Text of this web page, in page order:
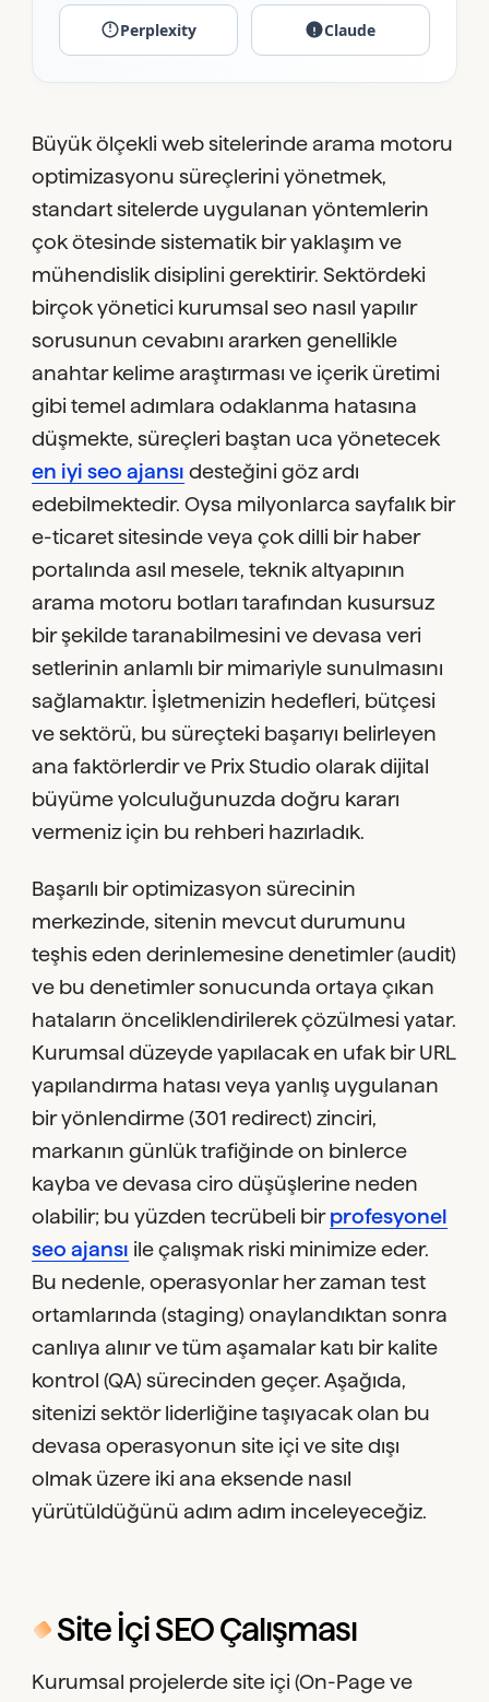
Perplexity Claude
Büyük ölçekli web sitelerinde arama motoru
optimizasyonu süreçlerini yönetmek,
standart sitelerde uygulanan yöntemlerin
çok ötesinde sistematik bir yaklaşım ve
mühendislik disiplini gerektirir. Sektördeki
birçok yönetici kurumsal seo nasıl yapılır
sorusunun cevabını ararken genellikle
anahtar kelime araştırması ve içerik üretimi
gibi temel adımlara odaklanma hatasına
düşmekte, süreçleri baştan uca yönetecek
en iyi seo ajansı desteğini göz ardı
edebilmektedir. Oysa milyonlarca sayfalık bir
e-ticaret sitesinde veya çok dilli bir haber
portalında asıl mesele, teknik altyapının
arama motoru botları tarafından kusursuz
bir şekilde taranabilmesini ve devasa veri
setlerinin anlamlı bir mimariyle sunulmasını
sağlamaktır. İşletmenizin hedefleri, bütçesi
ve sektörü, bu süreçteki başarıyı belirleyen
ana faktörlerdir ve Prix Studio olarak dijital
büyüme yolculuğunuzda doğru kararı
vermeniz için bu rehberi hazırladık.
Başarılı bir optimizasyon sürecinin
merkezinde, sitenin mevcut durumunu
teşhis eden derinlemesine denetimler (audit)
ve bu denetimler sonucunda ortaya çıkan
hataların önceliklendirilerek çözülmesi yatar.
Kurumsal düzeyde yapılacak en ufak bir URL
yapılandırma hatası veya yanlış uygulanan
bir yönlendirme (301 redirect) zinciri,
markanın günlük trafiğinde on binlerce
kayba ve devasa ciro düşüşlerine neden
olabilir; bu yüzden tecrübeli bir profesyonel
seo ajansı ile çalışmak riski minimize eder.
Bu nedenle, operasyonlar her zaman test
ortamlarında (staging) onaylandıktan sonra
canlıya alınır ve tüm aşamalar katı bir kalite
kontrol (QA) sürecinden geçer. Aşağıda,
sitenizi sektör liderliğine taşıyacak olan bu
devasa operasyonun site içi ve site dışı
olmak üzere iki ana eksende nasıl
yürütüldüğünü adım adım inceleyeceğiz.
Site İçi SEO Çalışması
Kurumsal projelerde site içi (On-Page ve